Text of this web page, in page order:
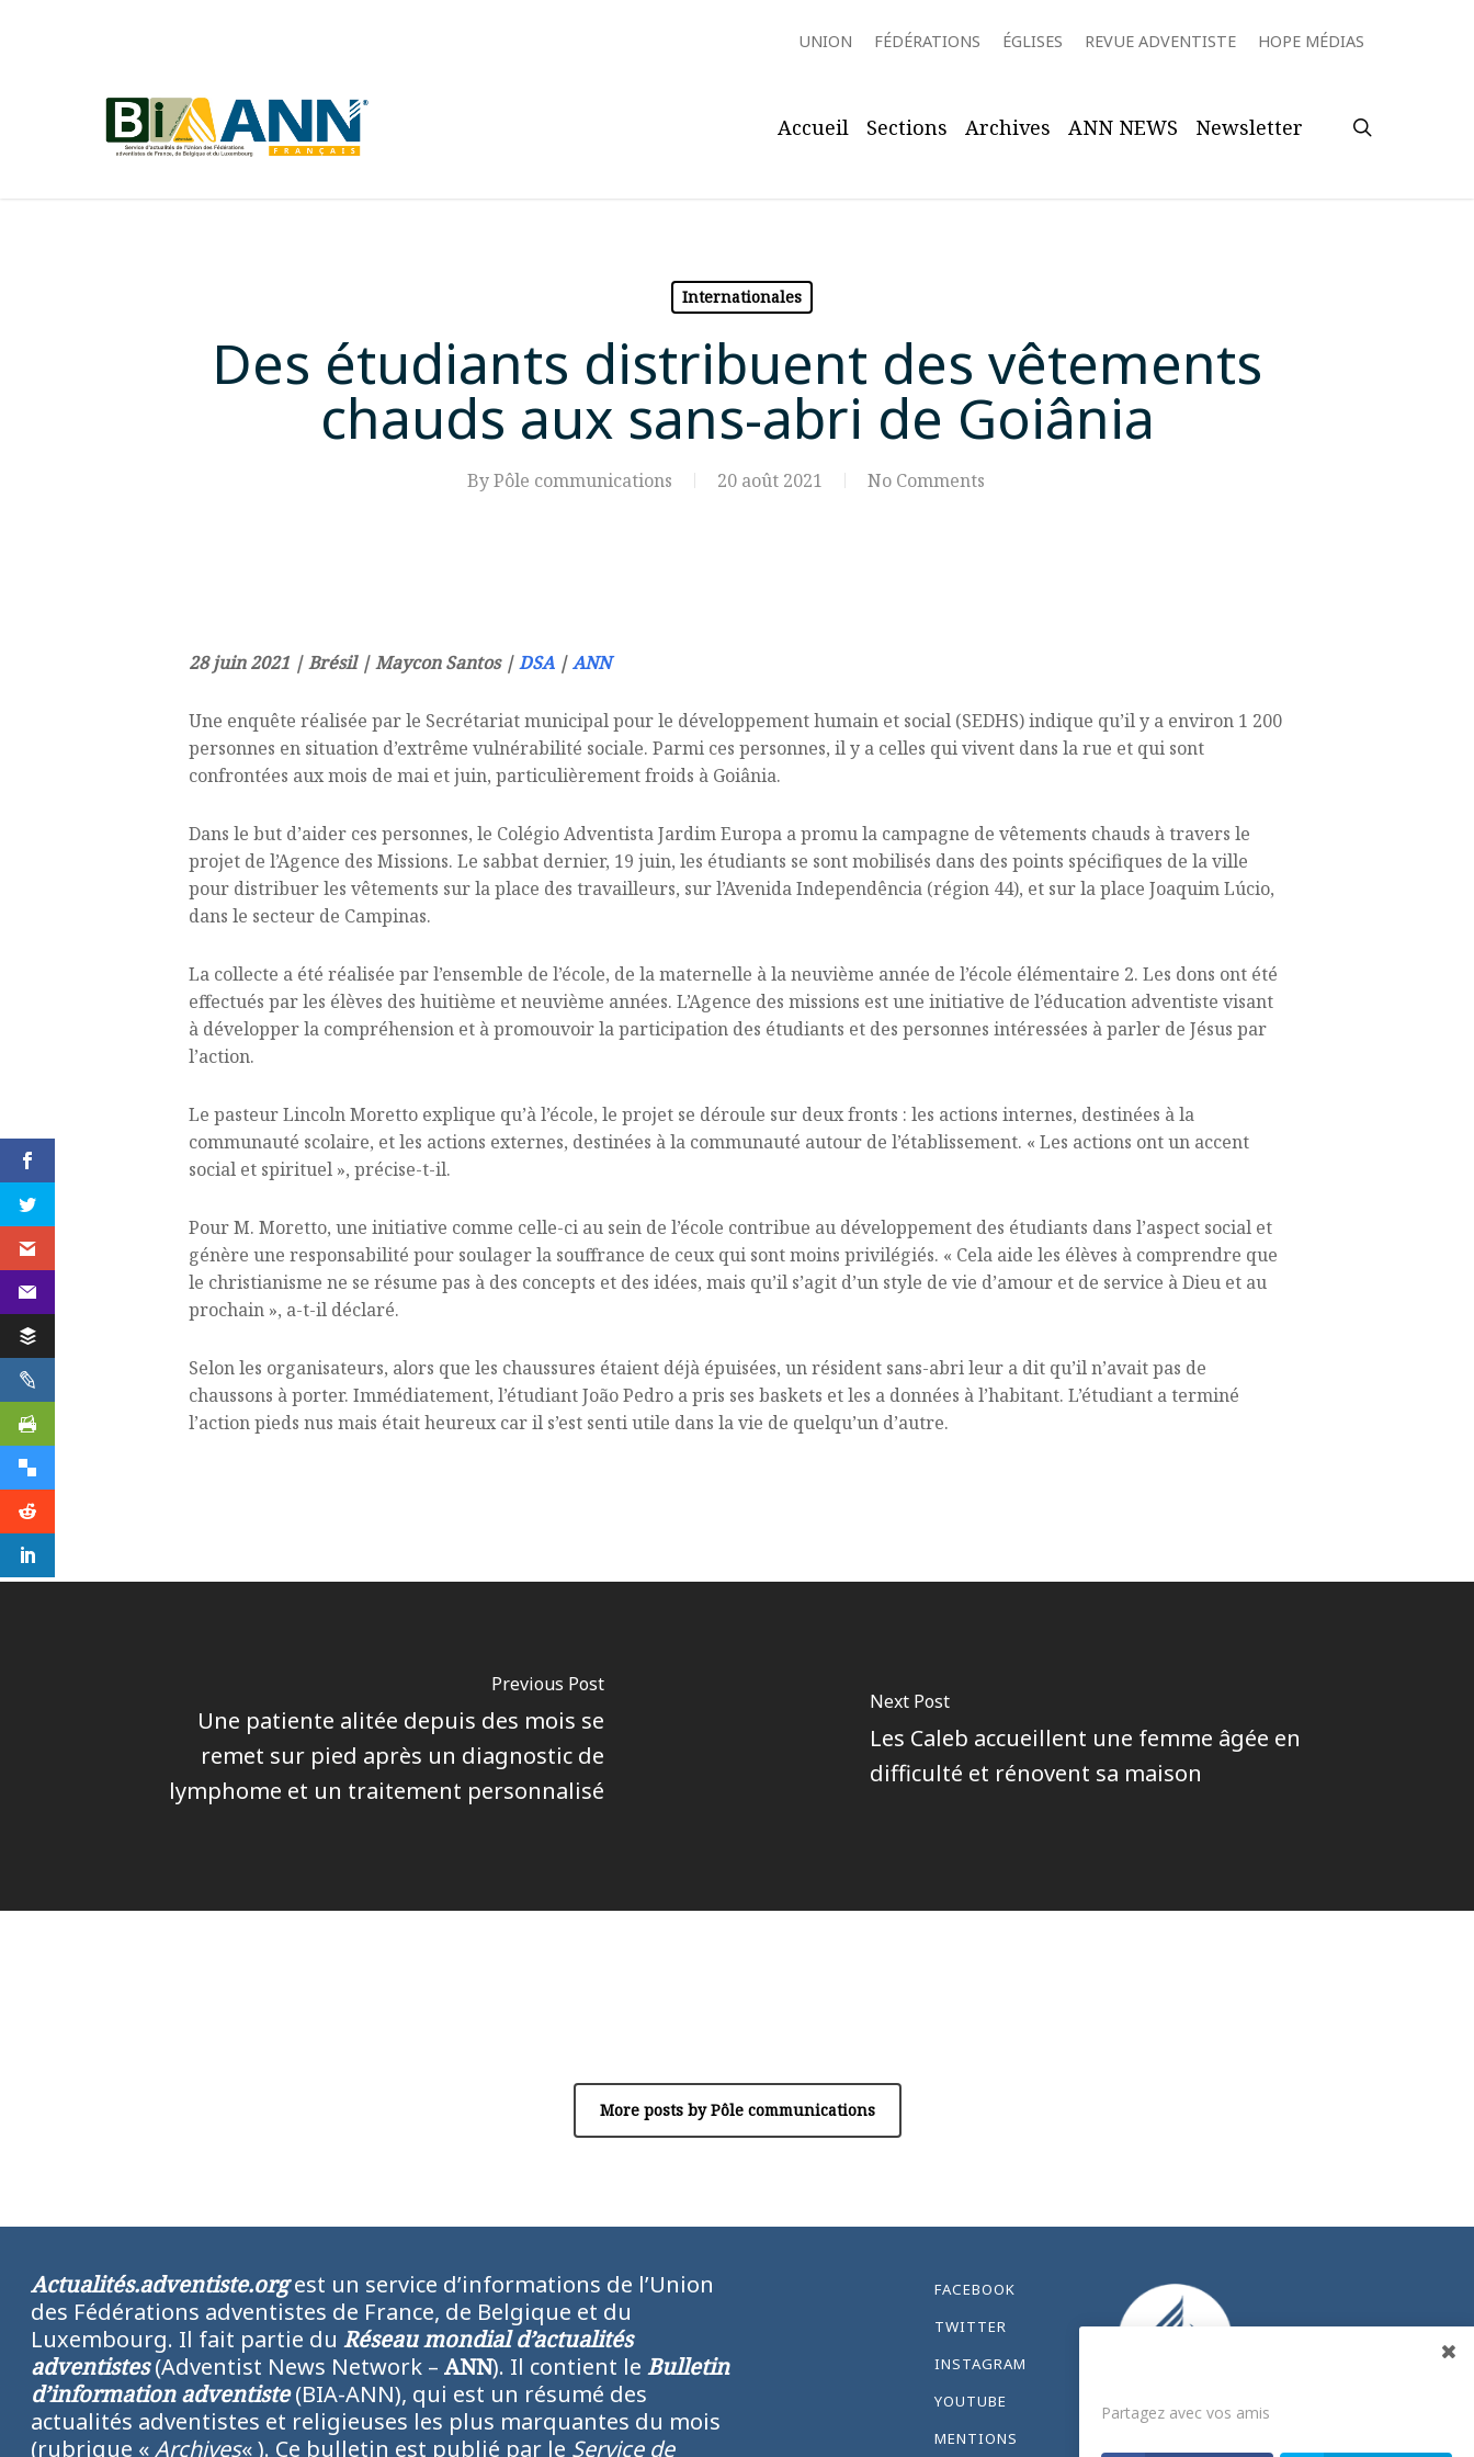
UNION FÉDÉRATIONS ÉGLISES REVUE ADVENTISTE HOPE MÉDIAS
Accueil Sections Archives ANN NEWS Newsletter
Internationales
Des étudiants distribuent des vêtements
chauds aux sans-abri de Goiânia
ByPôle communications 20 août 2021 No Comments
28 juin 2021 | Brésil | Maycon Santos |DSA|ANN
Une enquête réalisée par le Secrétariat municipal pour le développement humain et social (SEDHS) indique qu’il y a environ 1 200
personnes en situation d’extrême vulnérabilité sociale. Parmi ces personnes, il y a celles qui vivent dans la rue et qui sont
confrontées aux mois de mai et juin, particulièrement froids à Goiânia.
Dans le but d’aider ces personnes, le Colégio Adventista Jardim Europa a promu la campagne de vêtements chauds à travers le
projet de l’Agence des Missions. Le sabbat dernier, 19 juin, les étudiants se sont mobilisés dans des points spécifiques de la ville
pour distribuer les vêtements sur la place des travailleurs, sur l’Avenida Independência (région 44), et sur la place Joaquim Lúcio,
dans le secteur de Campinas.
La collecte a été réalisée par l’ensemble de l’école, de la maternelle à la neuvième année de l’école élémentaire 2. Les dons ont été
effectués par les élèves des huitième et neuvième années. L’Agence des missions est une initiative de l’éducation adventiste visant
à développer la compréhension et à promouvoir la participation des étudiants et des personnes intéressées à parler de Jésus par
l’action.
Le pasteur Lincoln Moretto explique qu’à l’école, le projet se déroule sur deux fronts : les actions internes, destinées à la
communauté scolaire, et les actions externes, destinées à la communauté autour de l’établissement. « Les actions ont un accent
social et spirituel », précise-t-il.
Pour M. Moretto, une initiative comme celle-ci au sein de l’école contribue au développement des étudiants dans l’aspect social et
génère une responsabilité pour soulager la souffrance de ceux qui sont moins privilégiés. « Cela aide les élèves à comprendre que
le christianisme ne se résume pas à des concepts et des idées, mais qu’il s’agit d’un style de vie d’amour et de service à Dieu et au
prochain », a-t-il déclaré.
Selon les organisateurs, alors que les chaussures étaient déjà épuisées, un résident sans-abri leur a dit qu’il n’avait pas de
chaussons à porter. Immédiatement, l’étudiant João Pedro a pris ses baskets et les a données à l’habitant. L’étudiant a terminé
l’action pieds nus mais était heureux car il s’est senti utile dans la vie de quelqu’un d’autre.
Previous Post
Une patiente alitée depuis des mois se
remet sur pied après un diagnostic de
lymphome et un traitement personnalisé
Next Post
Les Caleb accueillent une femme âgée en
difficulté et rénovent sa maison
More posts by Pôle communications
Actualités.adventiste.orgest un service d’informations de l’Union
des Fédérations adventistes de France, de Belgique et du
Luxembourg. Il fait partie du Réseau mondial d’actualités
adventistes(Adventist News Network – ANN). Il contient le Bulletin
d’information adventiste(BIA-ANN), qui est un résumé des
actualités adventistes et religieuses les plus marquantes du mois
(rubrique «Archives« ). Ce bulletin est publié par le Service de
FACEBOOK
TWITTER
INSTAGRAM
YOUTUBE
MENTIONS
Partagez avec vos amis